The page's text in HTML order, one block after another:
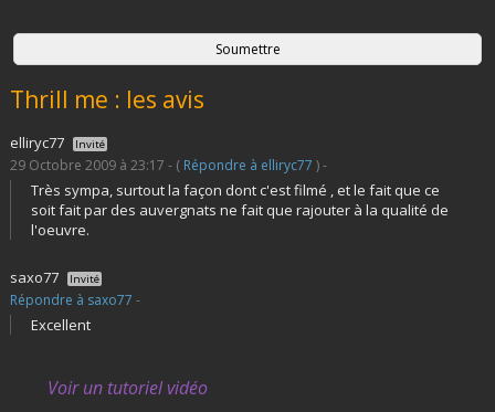
Thrill me : les avis
elliryc77 Invité
29 Octobre 2009 à 23:17 - ( Répondre à elliryc77 ) -
Très sympa, surtout la façon dont c'est filmé , et le fait que ce
soit fait par des auvergnats ne fait que rajouter à la qualité de
l'oeuvre.
saxo77 Invité
Répondre à saxo77 -
Excellent
Voir un tutoriel vidéo